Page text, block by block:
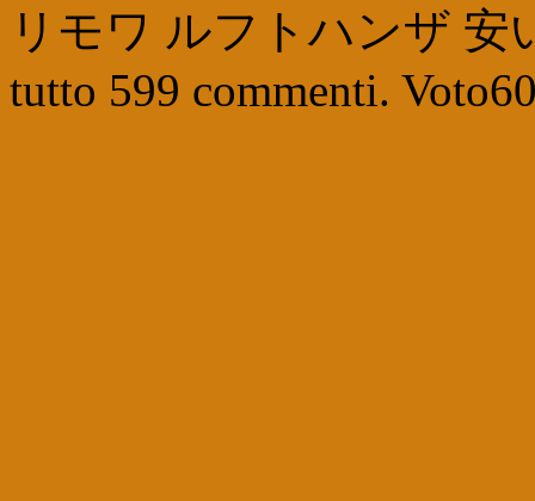
リモワ ルフトハンザ 安
tutto 599 commenti. Voto